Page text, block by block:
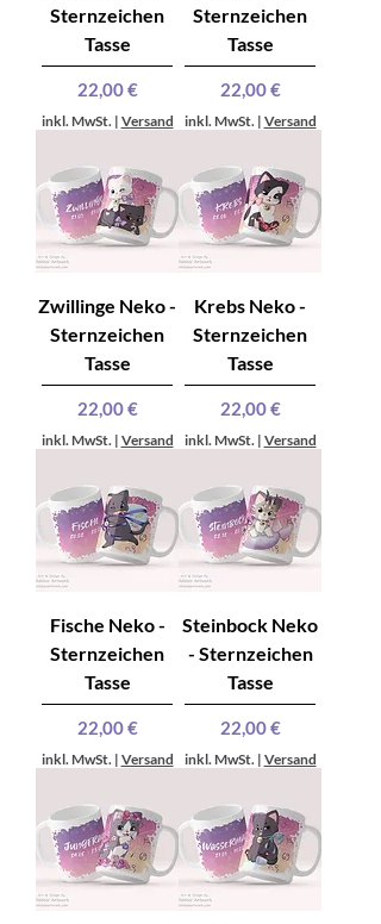
Sternzeichen
Tasse
Preis
22,00 €
inkl. MwSt. | Versand
Sternzeichen
Tasse
Preis
22,00 €
inkl. MwSt. | Versand
Zwillinge Neko -
Sternzeichen
Tasse
Preis
22,00 €
inkl. MwSt. | Versand
Krebs Neko -
Sternzeichen
Tasse
Preis
22,00 €
inkl. MwSt. | Versand
Fische Neko -
Sternzeichen
Tasse
Preis
22,00 €
inkl. MwSt. | Versand
Steinbock Neko
- Sternzeichen
Tasse
Preis
22,00 €
inkl. MwSt. | Versand